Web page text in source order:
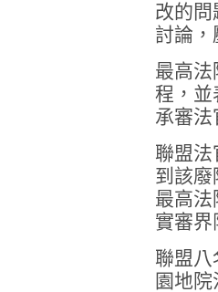
改的
討論
最高
程，並
承審
聯盟
到該
最高
實審界
聯盟
園地